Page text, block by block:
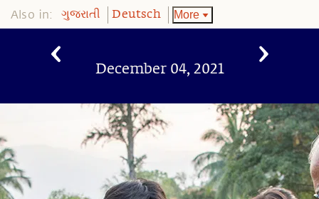
Also in: ગુજરાતી Deutsch More
December 04, 2021